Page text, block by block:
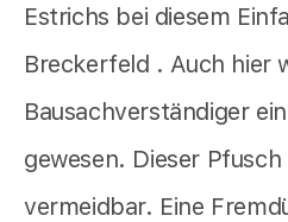
Estrichs bei diesem
Breckerfeld . Auch hier
Bausachverständiger
gewesen. Dieser
vermeidbar. Eine